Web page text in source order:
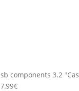
sb components 3.2
7,99€